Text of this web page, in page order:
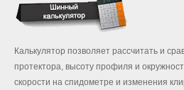
Калькулятор позволяет рассчитать и
протектора, высоту профиля и
скорости на спидометре и изменения